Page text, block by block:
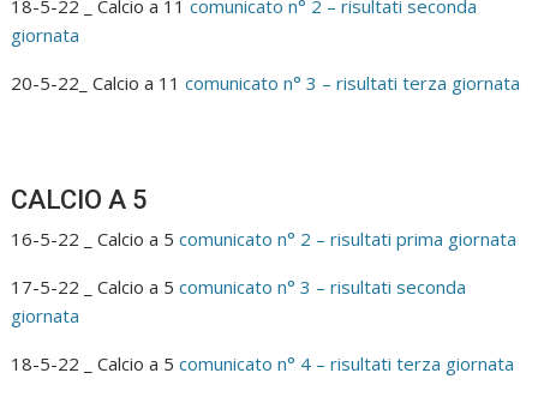
18-5-22 _ Calcio a 11comunicato n° 2 – risultati seconda
giornata
20-5-22_ Calcio a 11comunicato n° 3 – risultati terza giornata
CALCIO A 5
16-5-22 _ Calcio a 5comunicato n° 2 – risultati prima giornata
17-5-22 _ Calcio a 5comunicato n° 3 – risultati seconda
giornata
18-5-22 _ Calcio a 5comunicato n° 4 – risultati terza giornata